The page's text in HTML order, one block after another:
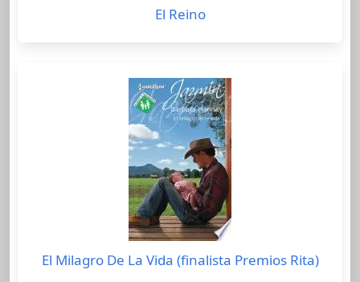
El Reino
El Milagro De La Vida (finalista Premios Rita)